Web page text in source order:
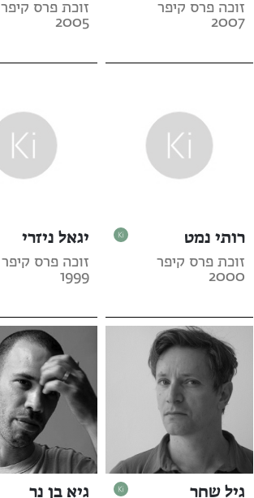
זוכה פרס קיפר
2007
זוכת פרס קיפר
2005
רותי נמט
זוכת פרס קיפר
2000
יגאל ניזרי
זוכה פרס קיפר
1999
גיל שחר גיא בן נר